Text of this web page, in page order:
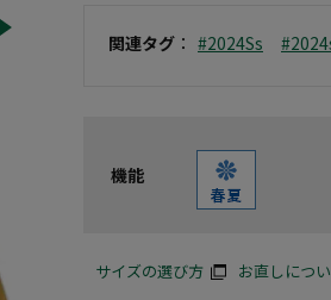
関連タグ ： #2024Ss
機能
サイズの選び方 お直しにつ